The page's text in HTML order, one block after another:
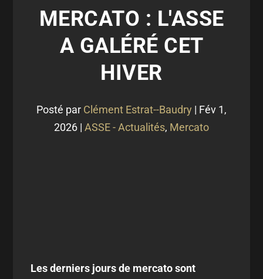
MERCATO : L'ASSE
A GALÉRÉ CET
HIVER
Posté par Clément Estrat--Baudry | Fév 1,
2026 | ASSE - Actualités, Mercato
Les derniers jours de mercato sont